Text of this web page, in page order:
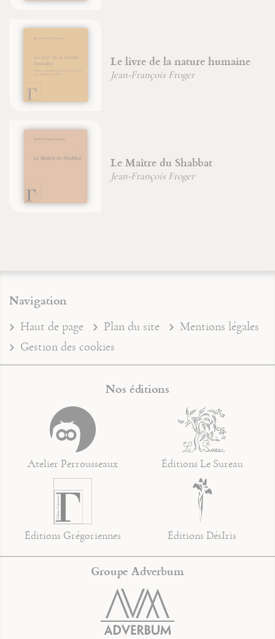
Le livre de la nature humaine
Jean-François Froger
Le Maître du Shabbat
Jean-François Froger
Navigation
Haut de page Plan du site
Mentions légales
Gestion des cookies
Nos éditions
Atelier Perrousseaux Éditions Le Sureau
Éditions Grégoriennes Éditions DésIris
Groupe Adverbum